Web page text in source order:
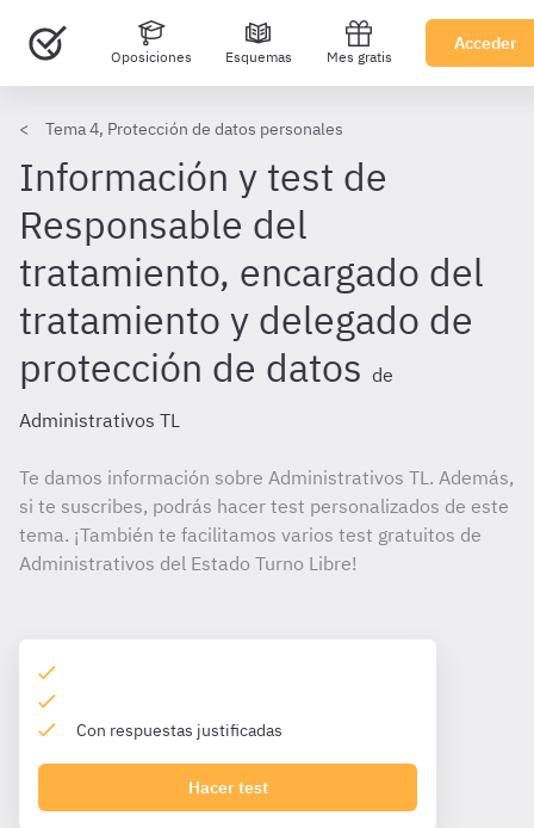
Oposiciones Esquemas Mes gratis
Acceder
Tema 4, Protección de datos personales
Información y test de
Responsable del
tratamiento, encargado del
tratamiento y delegado de
protección de datos de
Administrativos TL
Te damos información sobre Administrativos TL. Además,
si te suscribes, podrás hacer test personalizados de este
tema. ¡También te facilitamos varios test gratuitos de
Administrativos del Estado Turno Libre!
Con respuestas justificadas
Hacer test